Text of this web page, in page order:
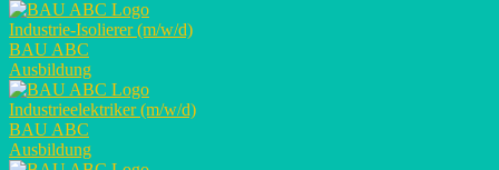
Industrie-Isolierer (m/w/d)
BAU ABC
Ausbildung
Industrieelektriker (m/w/d)
BAU ABC
Ausbildung